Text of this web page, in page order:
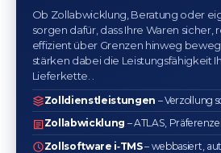
Ob Zollabwicklung, Beratung oder
sorgen dafür, dass Ihre Waren
effizient über Grenzen hinweg
stärken dabei die Leistungsfähigkeit
Lieferkette. .
Zolldienstleistungen – Verzollung
Zollabwicklung – ATLAS,
Zollsoftware i‑TMS– webbasiert,